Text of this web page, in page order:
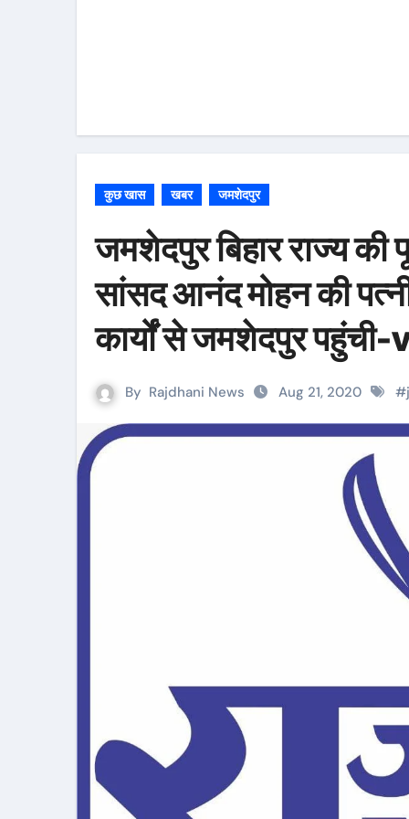
कुछ खास खबर जमशेदपुर
जमशेदपुर बिहार राज्य की
सांसद आनंद मोहन की
कार्यों से जमशेदपुर
By Rajdhani News Aug 21, 2020 #